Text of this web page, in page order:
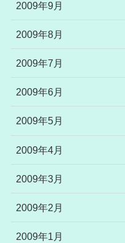
2009年9月
2009年8月
2009年7月
2009年6月
2009年5月
2009年4月
2009年3月
2009年2月
2009年1月